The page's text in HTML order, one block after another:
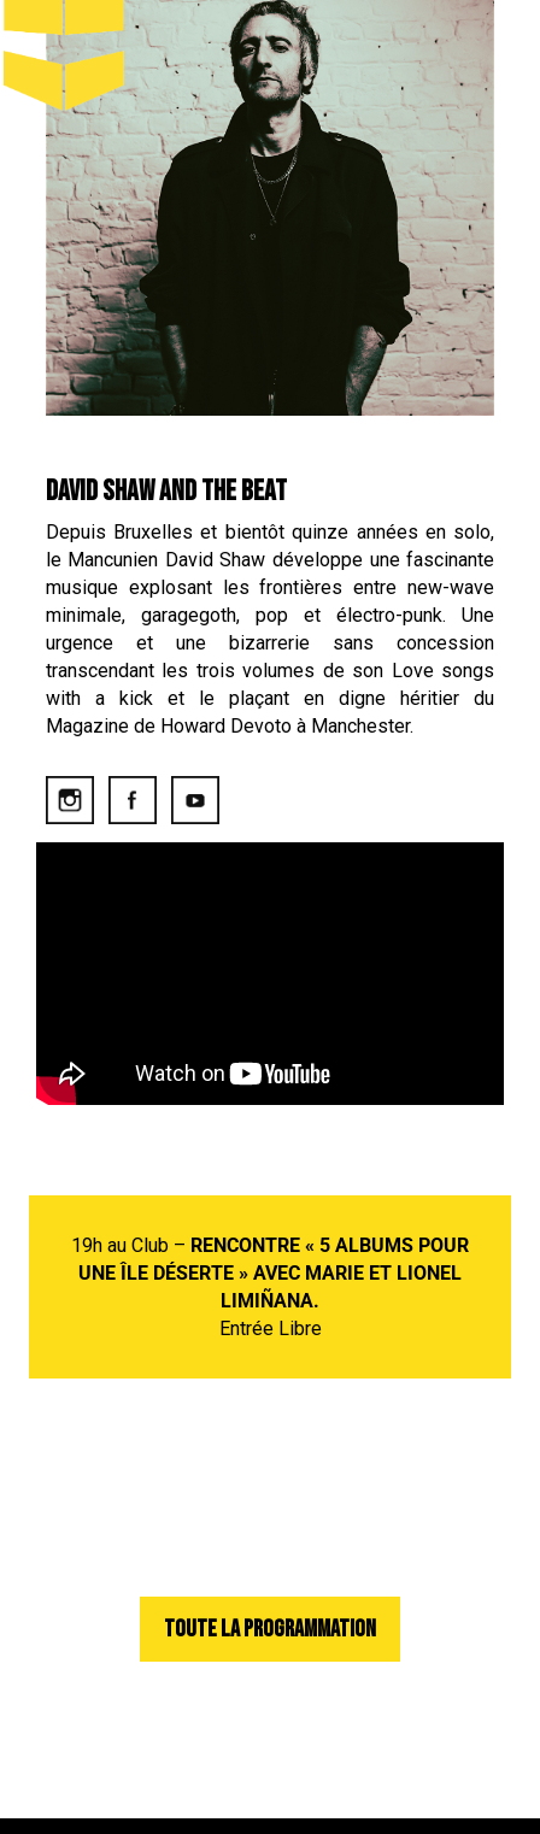
DAVID SHAW AND THE BEAT
Depuis Bruxelles et bientôt quinze années en solo,
le Mancunien David Shaw développe une fascinante
musique explosant les frontières entre new-wave
minimale, garagegoth, pop et électro-punk. Une
urgence et une bizarrerie sans concession
transcendant les trois volumes de son Love songs
with a kick et le plaçant en digne héritier du
Magazine de Howard Devoto à Manchester.
19h au Club – RENCONTRE « 5 ALBUMS POUR
UNE ÎLE DÉSERTE » AVEC MARIE ET LIONEL
LIMIÑANA.
Entrée Libre
TOUTE LA PROGRAMMATION